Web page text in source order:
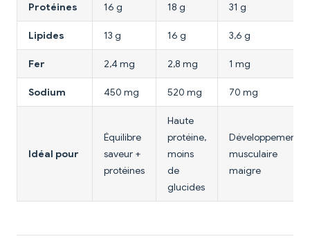
Protéines 16 g 18 g 31 g
Lipides 13 g 16 g 3,6 g
Fer 2,4 mg 2,8 mg 1 mg
Sodium 450 mg 520 mg 70 mg
Idéal pour
Équilibre
saveur +
protéines
Haute
protéine,
moins
de
glucides
Développement
musculaire
maigre